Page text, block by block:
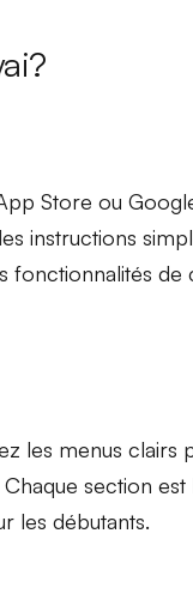
Store ou
instructions
de
les menus clairs
section
les débutants.